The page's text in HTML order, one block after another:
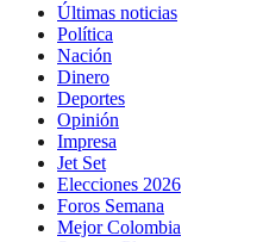
Últimas noticias
Política
Nación
Dinero
Deportes
Opinión
Impresa
Jet Set
Elecciones 2026
Foros Semana
Mejor Colombia